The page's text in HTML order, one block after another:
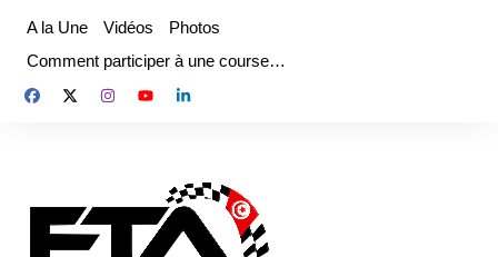
contenu
A la Une Vidéos
Photos
Comment participer à une course…